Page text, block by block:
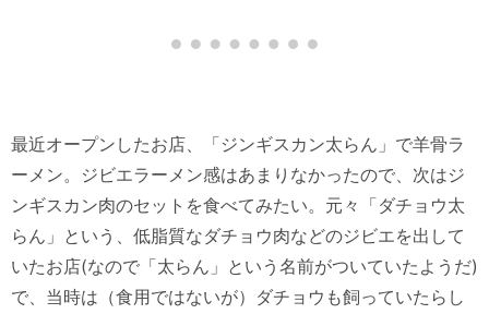
最近オープンしたお店、「ジンギスカン太らん」で羊骨ラ
ーメン。ジビエラーメン感はあまりなかったので、次はジ
ンギスカン肉のセットを食べてみたい。元々「ダチョウ太
らん」という、低脂質なダチョウ肉などのジビエを出して
いたお店(なので「太らん」という名前がついていたようだ)
で、当時は（食用ではないが）ダチョウも飼っていたらし